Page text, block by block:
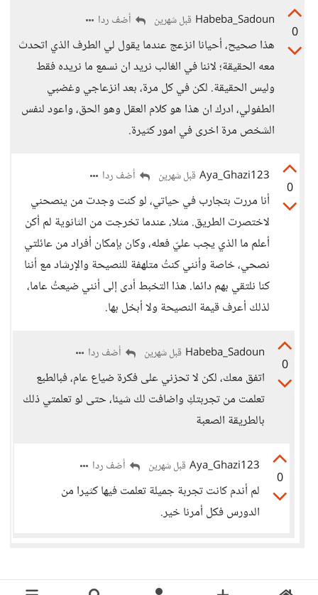
0
Habeba_Sadoun قبل شهرين أضف ردا
هذا صحيح، أحيانا انزعج عندما يقول لي الطرف الذي اتحدث
معه الحقيقة؛ لاننا في الغالب نريد ان نسمع ما نريده فقط
وليس الحقيقة. لكن في كل مرة، بعد انزعاجي وغضبي
الطفولي، ادرك ان هذا هو كلام العقل وهو الحق، واعود لنفس
الشخص مرة اخرى في امور كثيرة.
0
Aya_Ghazi123 قبل شهرين أضف ردا
أنا مررت بتجارب في حياتي، لو كنت وجدت من ينصحني
لاختصرت الطريق. مثلا، عندما تخرجت من الثانوية لم أكن
أعلم ما الذي يجب عليّ فعله، وكان بإمكان أفراد من عائلتي
نصحي، خاصة وأنني كنتُ متلهفة للنصيحة والإرشاد مع أننا
كنا نلتقي بهم دائما. هذا التخبط أدى إلى أنني ضيعتُ عاما،
لذلك أعرف قيمة النصيحة ولا أبخل بها.
0
Habeba_Sadoun قبل شهرين أضف ردا
اتفق معك، لكن لا تحزني على فكرة ضياع عام، فبالطبع
تعلمت من تجربتكِ واضافت لك شيئا، حتى لو تعلمتي ذلك
بالطريقة الصعبة
0
Aya_Ghazi123 قبل شهرين أضف ردا
لم أندم كانت تجربة جميلة تعلمت فيها كثيرا من
الدورس فكل أمرنا خير.